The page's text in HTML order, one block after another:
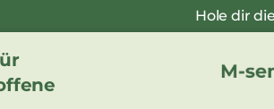
Hole dir